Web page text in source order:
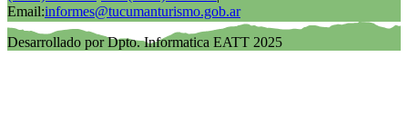
Email:informes@tucumanturismo.gob.ar
Desarrollado por Dpto. Informatica EATT 2025